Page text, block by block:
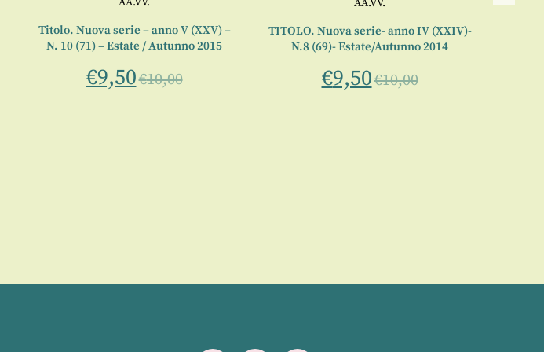
Titolo. Nuova serie – anno V (XXV) –
N. 10 (71) – Estate / Autunno 2015
€9,50€10,00
AA.VV.
TITOLO. Nuova serie- anno IV (XXIV)-
N.8 (69)- Estate/Autunno 2014
€9,50€10,00